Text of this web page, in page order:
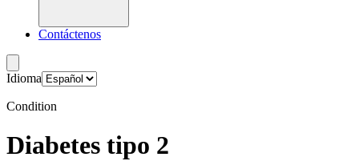
Contáctenos
Idioma
Condition
Diabetes tipo 2